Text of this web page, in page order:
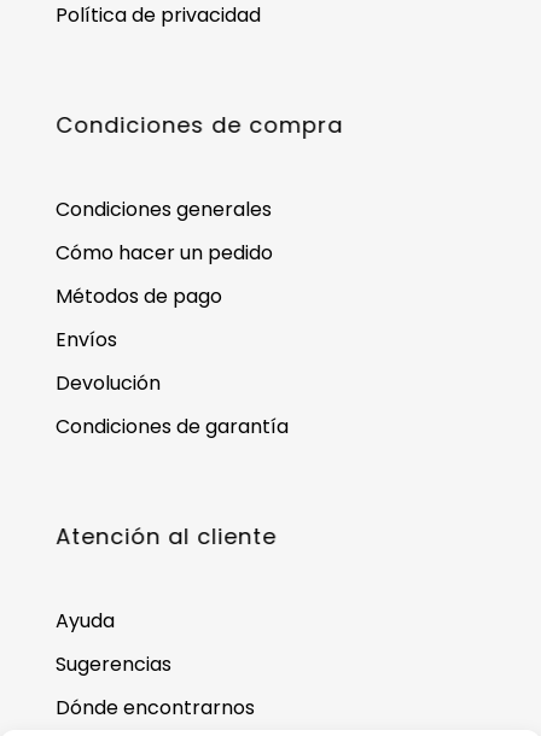
Política de privacidad
Condiciones de compra
Condiciones generales
Cómo hacer un pedido
Métodos de pago
Envíos
Devolución
Condiciones de garantía
Atención al cliente
Ayuda
Sugerencias
Dónde encontrarnos